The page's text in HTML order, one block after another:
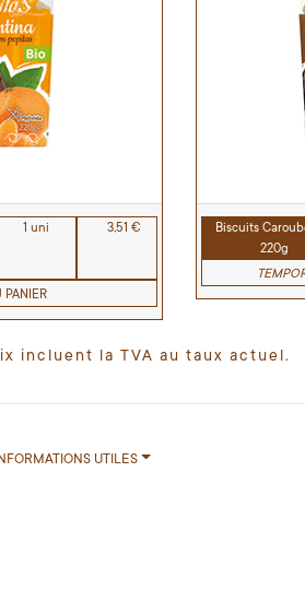
1 uni 3,51 €
PANIER
Biscuits
220g
incluent la TVA au taux actuel.
INFORMATIONS UTILES